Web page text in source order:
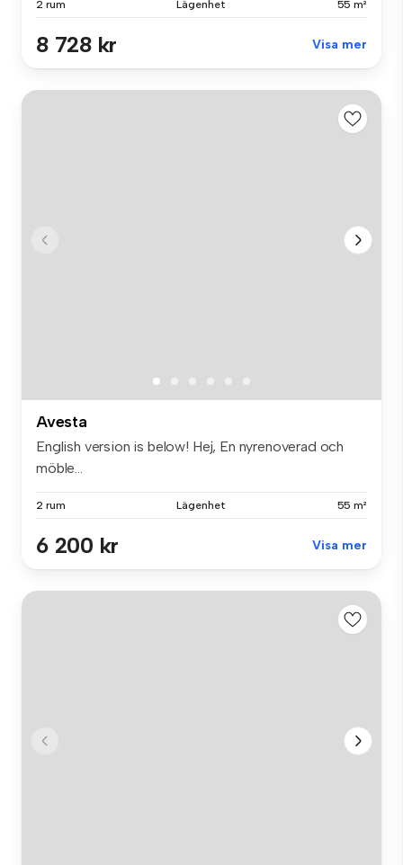
2 rum Lägenhet 55 m²
8 728 kr Visa mer
Avesta
English version is below! Hej, En nyrenoverad och
möble...
2 rum Lägenhet 55 m²
6 200 kr Visa mer